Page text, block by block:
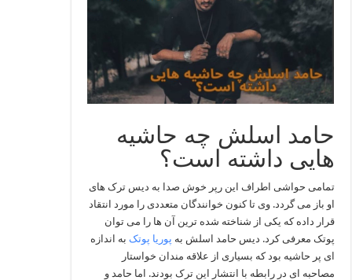
حامد اسلش چه حاشیه
هایی داشته است؟
تمامی حواشی اطراف این رپر خوش صدا به دیس ترک های
او باز می گردد. وی تا کنون خوانندگان متعددی را مورد انتقاد
قرار داده که یکی از شناخته شده ترین آن ها را می توان
پوتک معرفی کرد. دیس حامد اسلش به پوریا پوتک به اندازه
ای پر حاشیه بود که بسیاری از علاقه مندان خواستار
مصاحبه ای در رابطه با انتشار این ترک بودند. اما حامد و